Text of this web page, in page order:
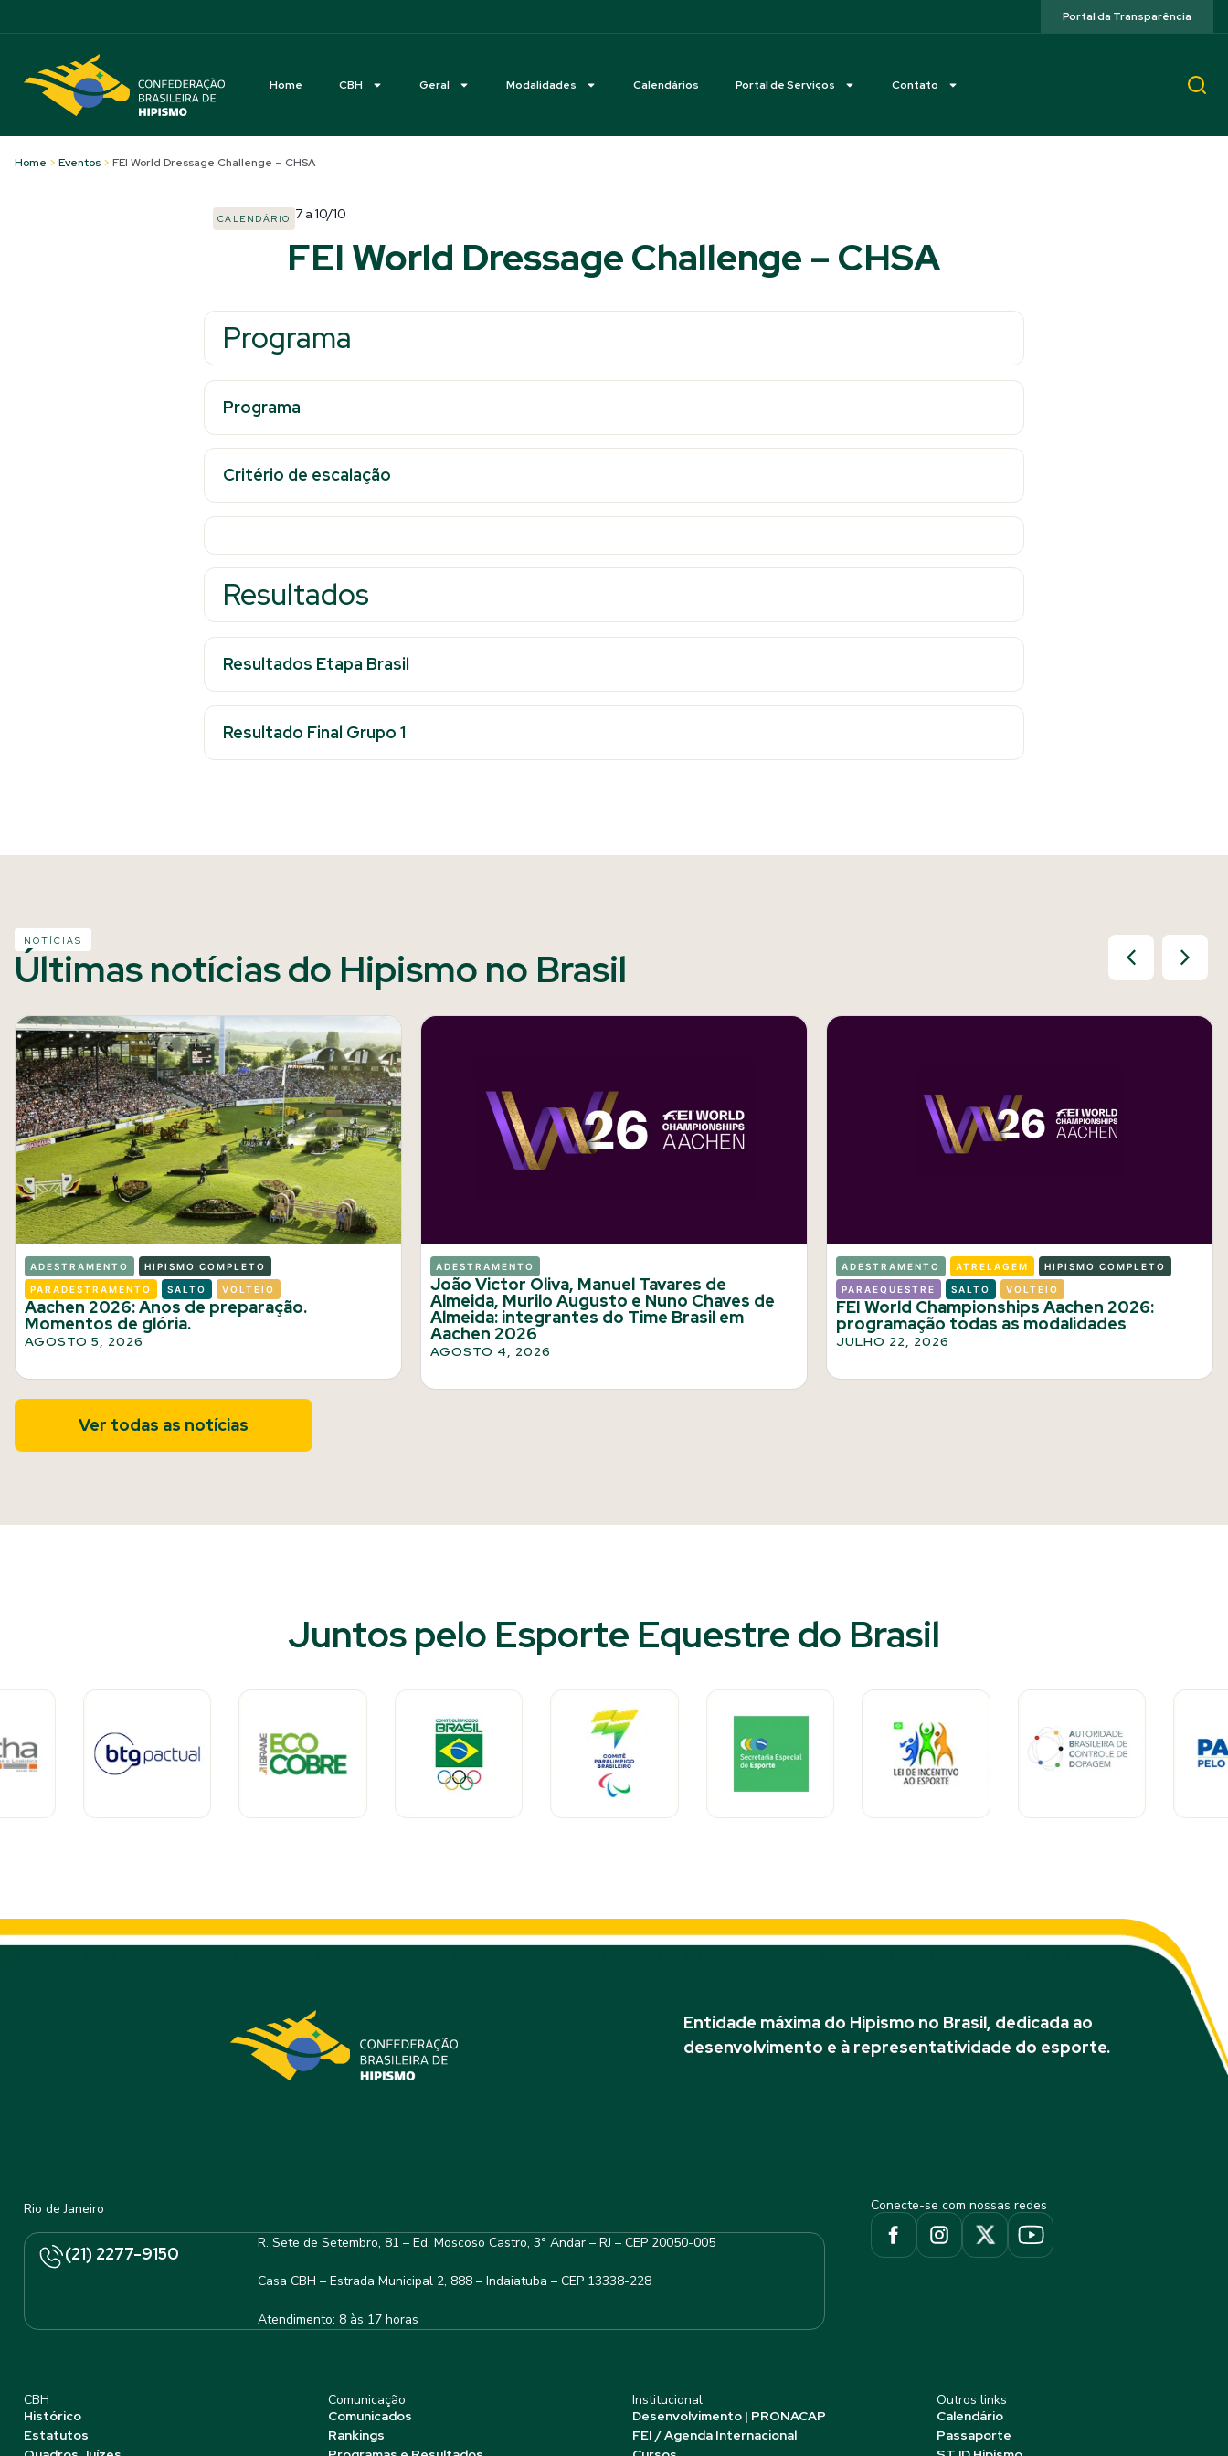
Portal da Transparência
Home CBH Geral Modalidades Calendários Portal de Serviços Contato
Home > Eventos > FEI World Dressage Challenge – CHSA
CALENDÁRIO 7 a 10/10
FEI World Dressage Challenge – CHSA
Programa
Programa
Critério de escalação
Resultados
Resultados Etapa Brasil
Resultado Final Grupo 1
NOTÍCIAS
Últimas notícias do Hipismo no Brasil
ADESTRAMENTO HIPISMO COMPLETO
PARADESTRAMENTO SALTO VOLTEIO
Aachen 2026: Anos de preparação.
Momentos de glória.
AGOSTO 5, 2026
ADESTRAMENTO
João Victor Oliva, Manuel Tavares de
Almeida, Murilo Augusto e Nuno Chaves de
Almeida: integrantes do Time Brasil em
Aachen 2026
AGOSTO 4, 2026
ADESTRAMENTO ATRELAGEM HIPISMO COMPLETO
PARAEQUESTRE SALTO VOLTEIO
FEI World Championships Aachen 2026:
programação todas as modalidades
JULHO 22, 2026
Ver todas as notícias
Juntos pelo Esporte Equestre do Brasil​
Entidade máxima do Hipismo no Brasil, dedicada ao
desenvolvimento e à representatividade do esporte.
Rio de Janeiro
(21) 2277-9150
R. Sete de Setembro, 81 – Ed. Moscoso Castro, 3° Andar – RJ – CEP 20050-005
Casa CBH – Estrada Municipal 2, 888 – Indaiatuba – CEP 13338-228
Atendimento: 8 às 17 horas
Conecte-se com nossas redes
CBH
Histórico
Estatutos
Comunicação
Comunicados
Rankings
Institucional
Desenvolvimento | PRONACAP
FEI / Agenda Internacional
Outros links
Calendário
Passaporte